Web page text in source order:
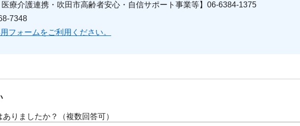
医療介護連携・吹田市高齢者安心・自信サポート事業等】06-6384-1375
7348
フォームをご利用ください。
りましたか？（複数回答可）